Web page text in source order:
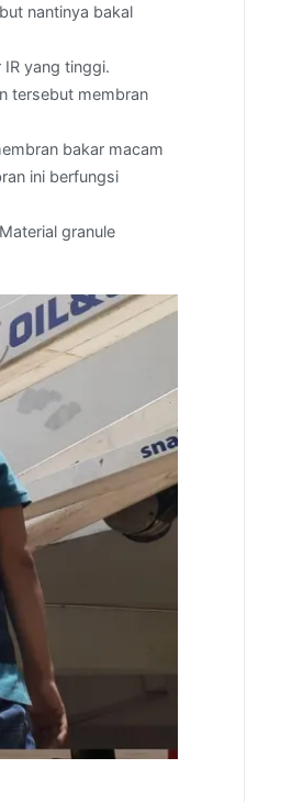
nantinya bakal
yang tinggi.
tersebut membran
bakar macam
ini berfungsi
granule